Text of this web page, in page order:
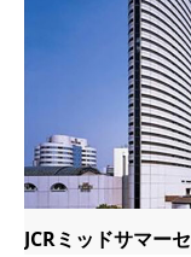
JCRミッドサマー